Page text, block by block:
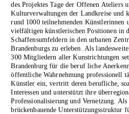
des Projektes Tage der Offenen Ateliers
Kulturverwaltungen der Landkreise und
rund 1000 teilnehmenden Künstlerinnen
vielfältigen künstlerischen Positionen in
Schaffensumfeldern in den urbanen
Brandenburgs zu erleben. Als
300 Mitgliedern aller Kunstrichtungen
Brandenburg für die beruf­ liche
öffentliche Wahrnehmung professionell
Künstler ein, vertritt deren berufliche,
Interessen und unterstützt ihre
Professionali­sierung und Vernetzung. Als
brückenbauende Unterstützungs­struktur